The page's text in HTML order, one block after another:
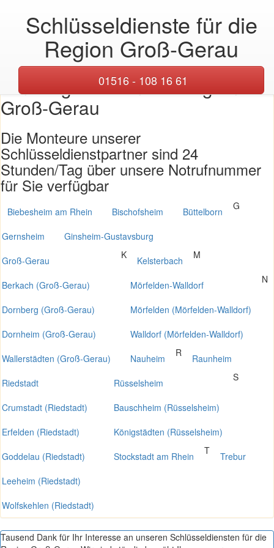
Schlüsseldienste für die
Region Groß-Gerau
01516 - 108 16 61
Übersicht über unsere
Einsatzgebiete in der Region
Groß-Gerau
Die Monteure unserer
Schlüsseldienstpartner sind 24
Stunden/Tag über unsere Notrufnummer
für Sie verfügbar
Biebesheim am Rhein Bischofsheim Büttelborn G
Gernsheim
Ginsheim-Gustavsburg
Groß-Gerau
Berkach (Groß-Gerau)
Dornberg (Groß-Gerau)
Dornheim (Groß-Gerau)
Wallerstädten (Groß-Gerau)
K Kelsterbach M
Mörfelden-Walldorf
Mörfelden (Mörfelden-Walldorf)
Walldorf (Mörfelden-Walldorf)
N
Nauheim R
Raunheim
Riedstadt
Crumstadt (Riedstadt)
Erfelden (Riedstadt)
Goddelau (Riedstadt)
Leeheim (Riedstadt)
Wolfskehlen (Riedstadt)
Rüsselsheim
Bauschheim (Rüsselsheim)
Königstädten (Rüsselsheim)
S
Stockstadt am Rhein T Trebur
Tausend Dank für Ihr Interesse an unseren Schlüsseldiensten für die